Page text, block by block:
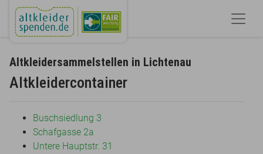
Altkleidersammelstellen in Lichtenau
Altkleidercontainer
Buschsiedlung 3
Schafgasse 2a
Untere Hauptstr. 31